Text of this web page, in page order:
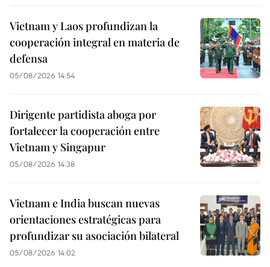
Vietnam y Laos profundizan la
cooperación integral en materia de
defensa
05/08/2026 14:54
Dirigente partidista aboga por
fortalecer la cooperación entre
Vietnam y Singapur
05/08/2026 14:38
Vietnam e India buscan nuevas
orientaciones estratégicas para
profundizar su asociación bilateral
05/08/2026 14:02